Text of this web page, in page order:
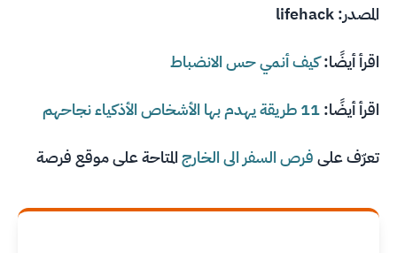
المصدر:
اقرأ أيضًا:كيف أنمي حس الانضباط
اقرأ أيضًا:11 طريقة يهدم بها الأشخاص الأذكياء نجاحهم
تعرّف علىفرص السفر الى الخارجالمتاحة على موقع فرصة